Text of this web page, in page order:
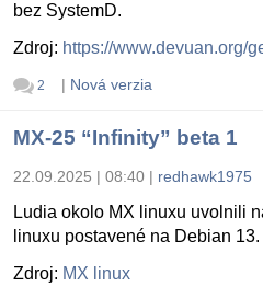
bez SystemD.
Zdroj: https://www.devuan.org/
2 | Nová verzia
MX-25 “Infinity” beta 1
22.09.2025 | 08:40 | redhawk1975
Ludia okolo MX linuxu uvolnili
linuxu postavené na Debian 13.
Zdroj: MX linux